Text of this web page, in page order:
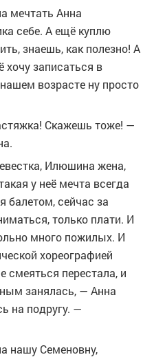
мечтать Анна
себе. А ещё куплю
знаешь, как полезно! А
записаться в
возрасте ну просто
Скажешь тоже! —
Илюшина жена,
у неё мечта всегда
балетом, сейчас за
только плати. И
много пожилых. И
хореографией
перестала, и
занялась, — Анна
на подругу. —
нашу Семеновну,